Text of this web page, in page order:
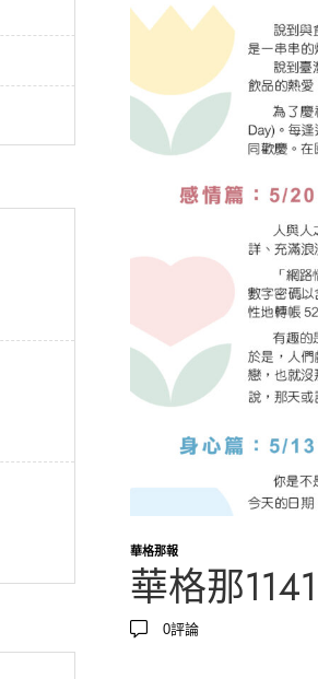
華格那報
華格那
0評論